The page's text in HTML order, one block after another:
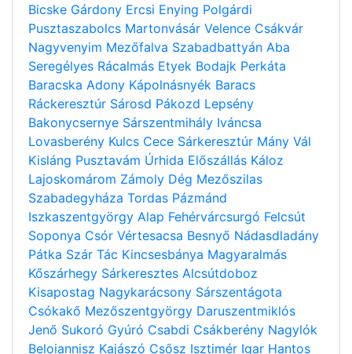
Bicske Gárdony Ercsi Enying Polgárdi
Pusztaszabolcs Martonvásár Velence Csákvár
Nagyvenyim Mezőfalva Szabadbattyán Aba
Seregélyes Rácalmás Etyek Bodajk Perkáta
Baracska Adony Kápolnásnyék Baracs
Ráckeresztúr Sárosd Pákozd Lepsény
Bakonycsernye Sárszentmihály Iváncsa
Lovasberény Kulcs Cece Sárkeresztúr Mány Vál
Kisláng Pusztavám Úrhida Előszállás Káloz
Lajoskomárom Zámoly Dég Mezőszilas
Szabadegyháza Tordas Pázmánd
Iszkaszentgyörgy Alap Fehérvárcsurgó Felcsút
Soponya Csór Vértesacsa Besnyő Nádasdladány
Pátka Szár Tác Kincsesbánya Magyaralmás
Kőszárhegy Sárkeresztes Alcsútdoboz
Kisapostag Nagykarácsony Sárszentágota
Csókakő Mezőszentgyörgy Daruszentmiklós
Jenő Sukoró Gyúró Csabdi Csákberény Nagylók
Beloiannisz Kajászó Csősz Isztimér Igar Hantos